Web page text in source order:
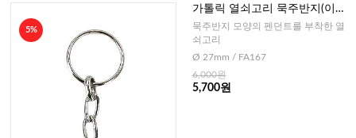
5%
가톨릭 열쇠고리 묵주반지(이태
리)
묵주반지 모양의 펜던트를 부착한 열
쇠고리
Ø 27mm / FA167
6,000원
5,700원